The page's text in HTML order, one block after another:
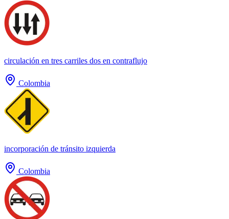
circulación en tres carriles dos en contraflujo
Colombia
incorporación de tránsito izquierda
Colombia